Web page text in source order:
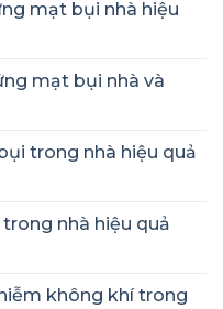
mạt bụi nhà hiệu
mạt bụi nhà và
trong nhà hiệu quả
nhà hiệu quả
không khí trong